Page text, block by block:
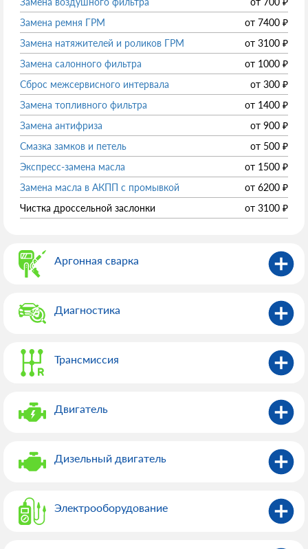
Замена ремня ГРМ
от 7400 ₽
Замена натяжителей и роликов ГРМ
от 3100 ₽
Замена салонного фильтра
от 1000 ₽
Сброс межсервисного интервала
от 300 ₽
Замена топливного фильтра
от 1400 ₽
Замена антифриза
от 900 ₽
Смазка замков и петель
от 500 ₽
Экспресс-замена масла
от 1500 ₽
Замена масла в АКПП с промывкой
от 6200 ₽
Чистка дроссельной заслонки
от 3100 ₽
Аргонная сварка
Диагностика
Трансмиссия
Двигатель
Дизельный двигатель
Электрооборудованиe